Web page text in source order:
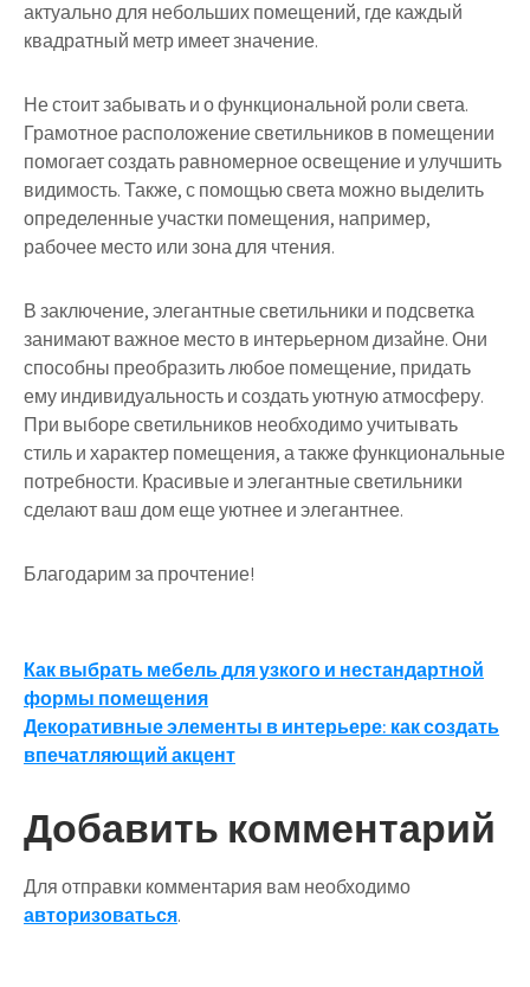
актуально для небольших помещений, где каждый
квадратный метр имеет значение.
Не стоит забывать и о функциональной роли света.
Грамотное расположение светильников в помещении
помогает создать равномерное освещение и улучшить
видимость. Также, с помощью света можно выделить
определенные участки помещения, например,
рабочее место или зона для чтения.
В заключение, элегантные светильники и подсветка
занимают важное место в интерьерном дизайне. Они
способны преобразить любое помещение, придать
ему индивидуальность и создать уютную атмосферу.
При выборе светильников необходимо учитывать
стиль и характер помещения, а также функциональные
потребности. Красивые и элегантные светильники
сделают ваш дом еще уютнее и элегантнее.
Благодарим за прочтение!
Навигация
по
записям
Как выбрать мебель для узкого и нестандартной
формы помещения
Декоративные элементы в интерьере: как создать
впечатляющий акцент
Добавить комментарий
Для отправки комментария вам необходимо
авторизоваться.